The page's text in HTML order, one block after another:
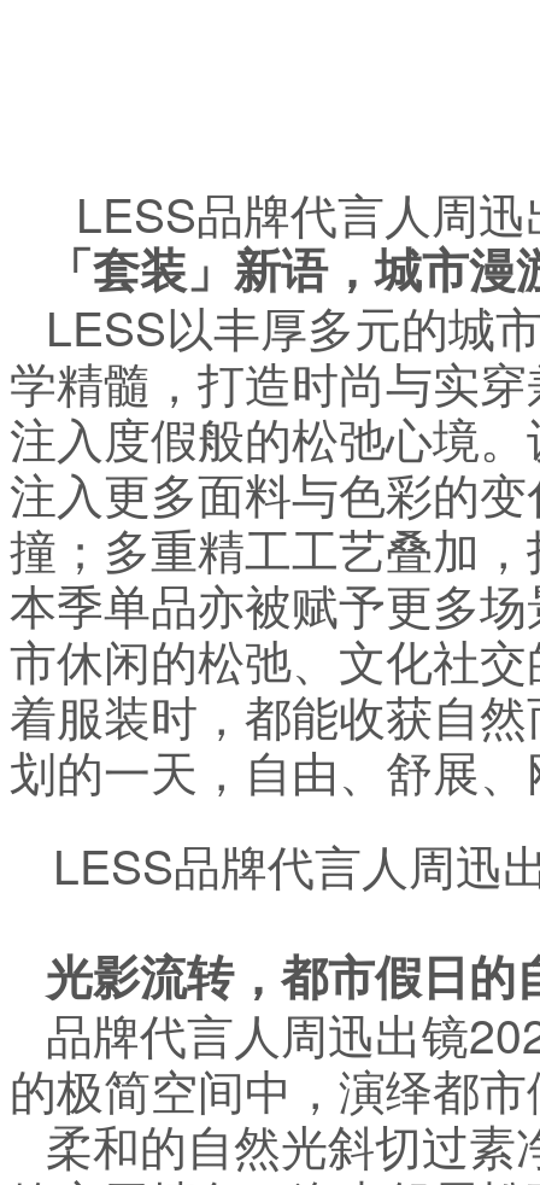
LESS品牌代言人周
「套装」新语，城市
LESS以丰厚多元的城
学精髓，打造时尚与实
注入度假般的松弛心境
注入更多面料与色彩的
撞；多重精工工艺叠加
本季单品亦被赋予更多
市休闲的松弛、文化社
着服装时，都能收获自
划的一天，自由、舒展
LESS品牌代言人周迅
光影流转，都市假日的
品牌代言人周迅出镜
的极简空间中，演绎都
柔和的自然光斜切过